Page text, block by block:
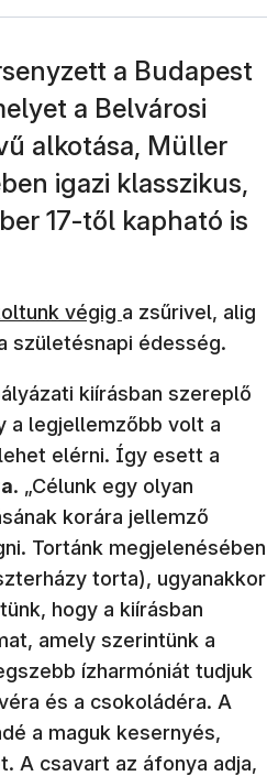
a Budapest
a Belvárosi
alkotása, Müller
igazi klasszikus,
17-től kapható is
meg)végig a zsűrivel, alig
születésnapi édesség.
kiírásban szereplő
a legjellemzőbb volt a
elérni. Így esett a
. „Célunk egy olyan
korára jellemző
Tortánk megjelenésében
torta), ugyanakkor
hogy a kiírásban
amely szerintünk a
ízharmóniát tudjuk
és a csokoládéra. A
a maguk kesernyés,
A csavart az áfonya adja,